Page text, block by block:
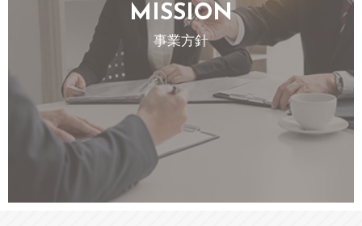
MISSION
事業方針